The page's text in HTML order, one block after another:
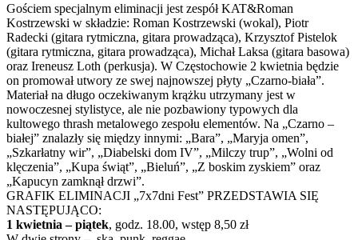
Gościem specjalnym eliminacji jest zespół KAT&Roman
Kostrzewski w składzie: Roman Kostrzewski (wokal), Piotr
Radecki (gitara rytmiczna, gitara prowadząca), Krzysztof Pistelok
(gitara rytmiczna, gitara prowadząca), Michał Laksa (gitara basowa)
oraz Ireneusz Loth (perkusja). W Częstochowie 2 kwietnia będzie
on promował utwory ze swej najnowszej płyty „Czarno-biała”.
Materiał na długo oczekiwanym krążku utrzymany jest w
nowoczesnej stylistyce, ale nie pozbawiony typowych dla
kultowego thrash metalowego zespołu elementów. Na „Czarno –
białej” znalazły się między innymi: „Bara”, „Maryja omen”,
„Szkarłatny wir”, „Diabelski dom IV”, „Milczy trup”, „Wolni od
klęczenia”, „Kupa świąt”, „Bieluń”, „Z boskim zyskiem” oraz
„Kapucyn zamknął drzwi”.
GRAFIK ELIMINACJI „7x7dni Fest” PRZEDSTAWIA SIĘ
NASTĘPUJĄCO:
1 kwietnia – piątek, godz. 18.00, wstęp 8,50 zł